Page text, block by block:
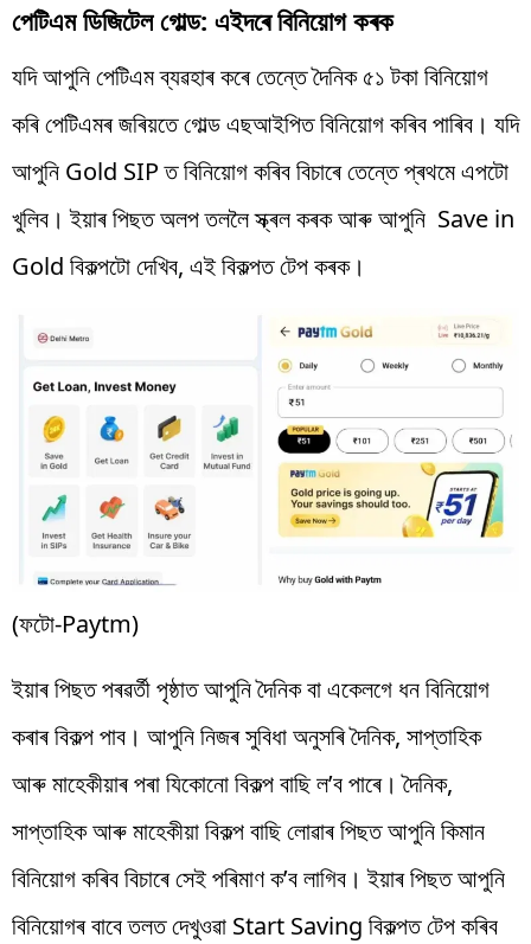
পেটিএম ডিজিটেল গোল্ড: এইদৰে বিনিয়োগ কৰক
যদি আপুনি পেটিএম ব্যৱহাৰ কৰে তেন্তে দৈনিক ৫১ টকা বিনিয়োগ
কৰি পেটিএমৰ জৰিয়তে গোল্ড এছআইপিত বিনিয়োগ কৰিব পাৰিব। যদি
আপুনি Gold SIP ত বিনিয়োগ কৰিব বিচাৰে তেন্তে প্ৰথমে এপটো
খুলিব। ইয়াৰ পিছত অলপ তললৈ স্ক্ৰল কৰক আৰু আপুনি Save in
Gold বিকল্পটো দেখিব, এই বিকল্পত টেপ কৰক।
(ফটো-Paytm)
ইয়াৰ পিছত পৰৱৰ্তী পৃষ্ঠাত আপুনি দৈনিক বা একেলগে ধন বিনিয়োগ
কৰাৰ বিকল্প পাব। আপুনি নিজৰ সুবিধা অনুসৰি দৈনিক, সাপ্তাহিক
আৰু মাহেকীয়াৰ পৰা যিকোনো বিকল্প বাছি ল’ব পাৰে। দৈনিক,
সাপ্তাহিক আৰু মাহেকীয়া বিকল্প বাছি লোৱাৰ পিছত আপুনি কিমান
বিনিয়োগ কৰিব বিচাৰে সেই পৰিমাণ ক’ব লাগিব। ইয়াৰ পিছত আপুনি
বিনিয়োগৰ বাবে তলত দেখুওৱা Start Saving বিকল্পত টেপ কৰিব